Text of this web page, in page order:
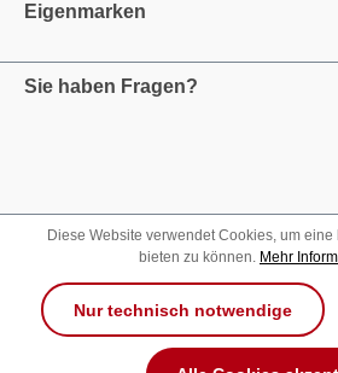
Eigenmarken
Sie haben Fragen?
Diese Website verwendet Cookies, um
bieten zu können. Mehr
Nur technisch notwendige